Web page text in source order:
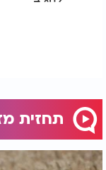
תחזית